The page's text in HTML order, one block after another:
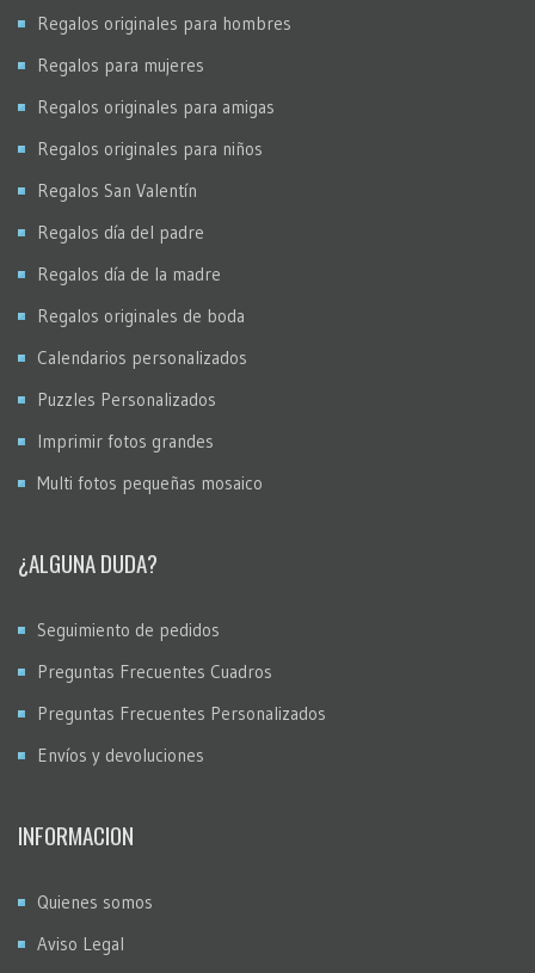
Regalos originales para hombres
Regalos para mujeres
Regalos originales para amigas
Regalos originales para niños
Regalos San Valentín
Regalos día del padre
Regalos día de la madre
Regalos originales de boda
Calendarios personalizados
Puzzles Personalizados
Imprimir fotos grandes
Multi fotos pequeñas mosaico
¿ALGUNA DUDA?
Seguimiento de pedidos
Preguntas Frecuentes Cuadros
Preguntas Frecuentes Personalizados
Envíos y devoluciones
INFORMACION
Quienes somos
Aviso Legal